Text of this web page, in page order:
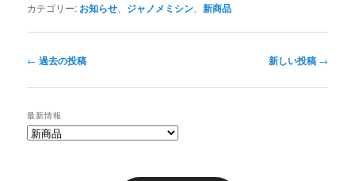
カテゴリー: お知らせ ジャノメミシン 、新商品
投
ナ
ビ
ゲ
ー
← 過去の投稿 新しい投稿 →
最新情報
最